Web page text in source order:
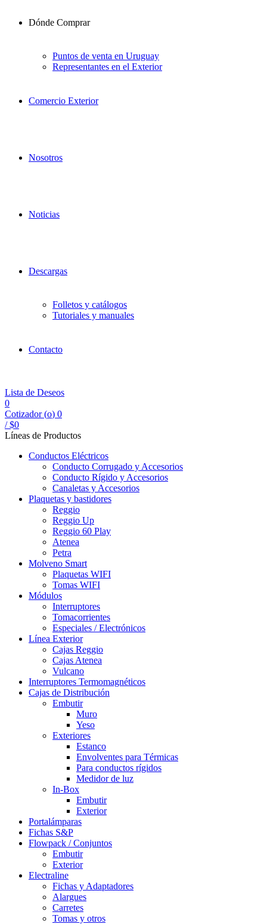
Dónde Comprar
Puntos de venta en Uruguay
Representantes en el Exterior
Comercio Exterior
Nosotros
Noticias
Descargas
Folletos y catálogos
Tutoriales y manuales
Contacto
Lista de Deseos
0
Cotizador (o) 0
/ $0
Líneas de Productos
Conductos Eléctricos
Conducto Corrugado y Accesorios
Conducto Rígido y Accesorios
Canaletas y Accesorios
Plaquetas y bastidores
Reggio
Reggio Up
Reggio 60 Play
Atenea
Petra
Molveno Smart
Plaquetas WIFI
Tomas WIFI
Módulos
Interruptores
Tomacorrientes
Especiales / Electrónicos
Línea Exterior
Cajas Reggio
Cajas Atenea
Vulcano
Interruptores Termomagnéticos
Cajas de Distribución
Embutir
Muro
Yeso
Exteriores
Estanco
Envolventes para Térmicas
Para conductos rígidos
Medidor de luz
In-Box
Embutir
Exterior
Portalámparas
Fichas S&P
Flowpack / Conjuntos
Embutir
Exterior
Electraline
Fichas y Adaptadores
Alargues
Carretes
Tomas y otros